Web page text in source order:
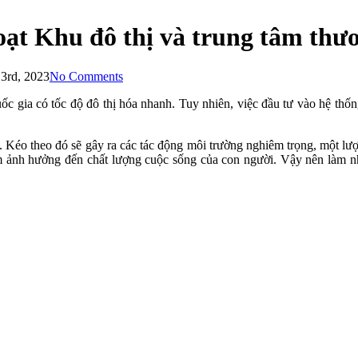
Khu đô thị và trung tâm
2023No Comments
gia có tốc độ đô thị hóa nhanh. Tuy nhiên, việc đầu tư vào hệ
theo đó sẽ gây ra các tác động môi trường nghiêm trọng, một
hưởng đến chất lượng cuộc sống của con người. Vậy nên làm